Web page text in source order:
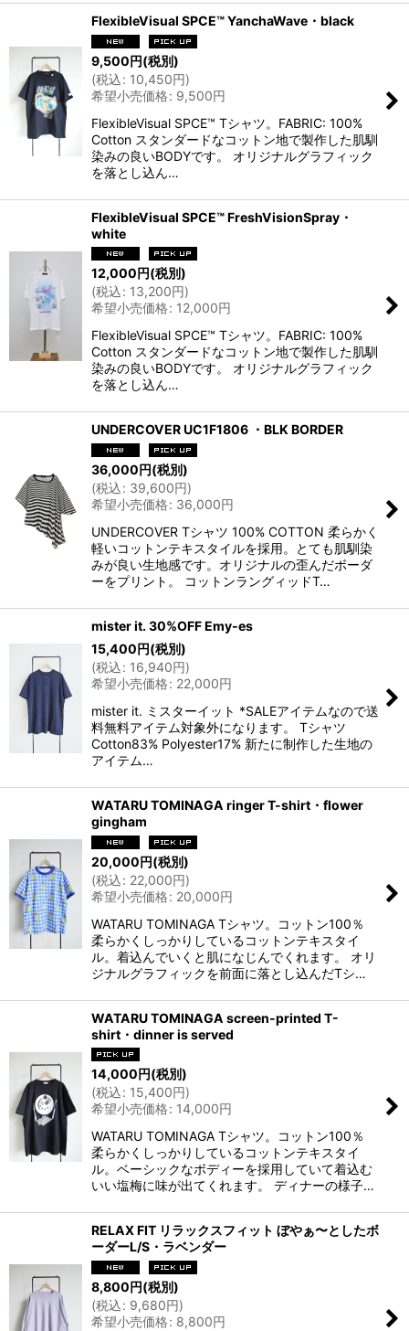
FlexibleVisual SPCE™ YanchaWave・black
9,500円(税別)
(税込: 10,450円)
希望小売価格: 9,500円
FlexibleVisual SPCE™ Tシャツ。FABRIC: 100%
Cotton スタンダードなコットン地で製作した肌馴
染みの良いBODYです。 オリジナルグラフィック
を落とし込ん…
FlexibleVisual SPCE™ FreshVisionSpray・
white
12,000円(税別)
(税込: 13,200円)
希望小売価格: 12,000円
FlexibleVisual SPCE™ Tシャツ。FABRIC: 100%
Cotton スタンダードなコットン地で製作した肌馴
染みの良いBODYです。 オリジナルグラフィック
を落とし込ん…
UNDERCOVER UC1F1806 ・BLK BORDER
36,000円(税別)
(税込: 39,600円)
希望小売価格: 36,000円
UNDERCOVER Tシャツ 100% COTTON 柔らかく
軽いコットンテキスタイルを採用。とても肌馴染
みが良い生地感です。オリジナルの歪んだボーダ
ーをプリント。 コットンラングィッドT…
mister it. 30%OFF Emy-es
15,400円(税別)
(税込: 16,940円)
希望小売価格: 22,000円
mister it. ミスターイット *SALEアイテムなので送
料無料アイテム対象外になります。 Tシャツ
Cotton83% Polyester17% 新たに制作した生地の
アイテム…
WATARU TOMINAGA ringer T-shirt・flower
gingham
20,000円(税別)
(税込: 22,000円)
希望小売価格: 20,000円
WATARU TOMINAGA Tシャツ。コットン100％
柔らかくしっかりしているコットンテキスタイ
ル。着込んでいくと肌になじんでくれます。 オリ
ジナルグラフィックを前面に落とし込んだTシ…
WATARU TOMINAGA screen-printed T-
shirt・dinner is served
14,000円(税別)
(税込: 15,400円)
希望小売価格: 14,000円
WATARU TOMINAGA Tシャツ。コットン100％
柔らかくしっかりしているコットンテキスタイ
ル。ベーシックなボディーを採用していて着込む
いい塩梅に味が出てくれます。 ディナーの様子…
RELAX FIT リラックスフィット ぼやぁ〜としたボ
ーダーL/S・ラベンダー
8,800円(税別)
(税込: 9,680円)
希望小売価格: 8,800円